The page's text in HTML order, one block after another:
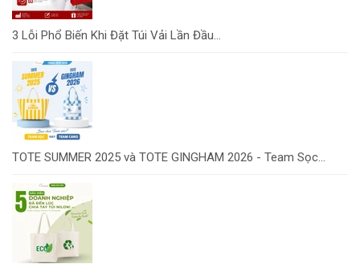
3 Lỗi Phổ Biến Khi Đặt Túi Vải Lần Đầu...
TOTE SUMMER 2025 và TOTE GINGHAM 2026 - Team Sọc...